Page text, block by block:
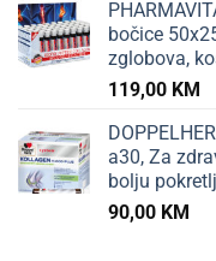
bočice
zglobova,
119,00 KM
a30, Za
bolju
90,00 KM